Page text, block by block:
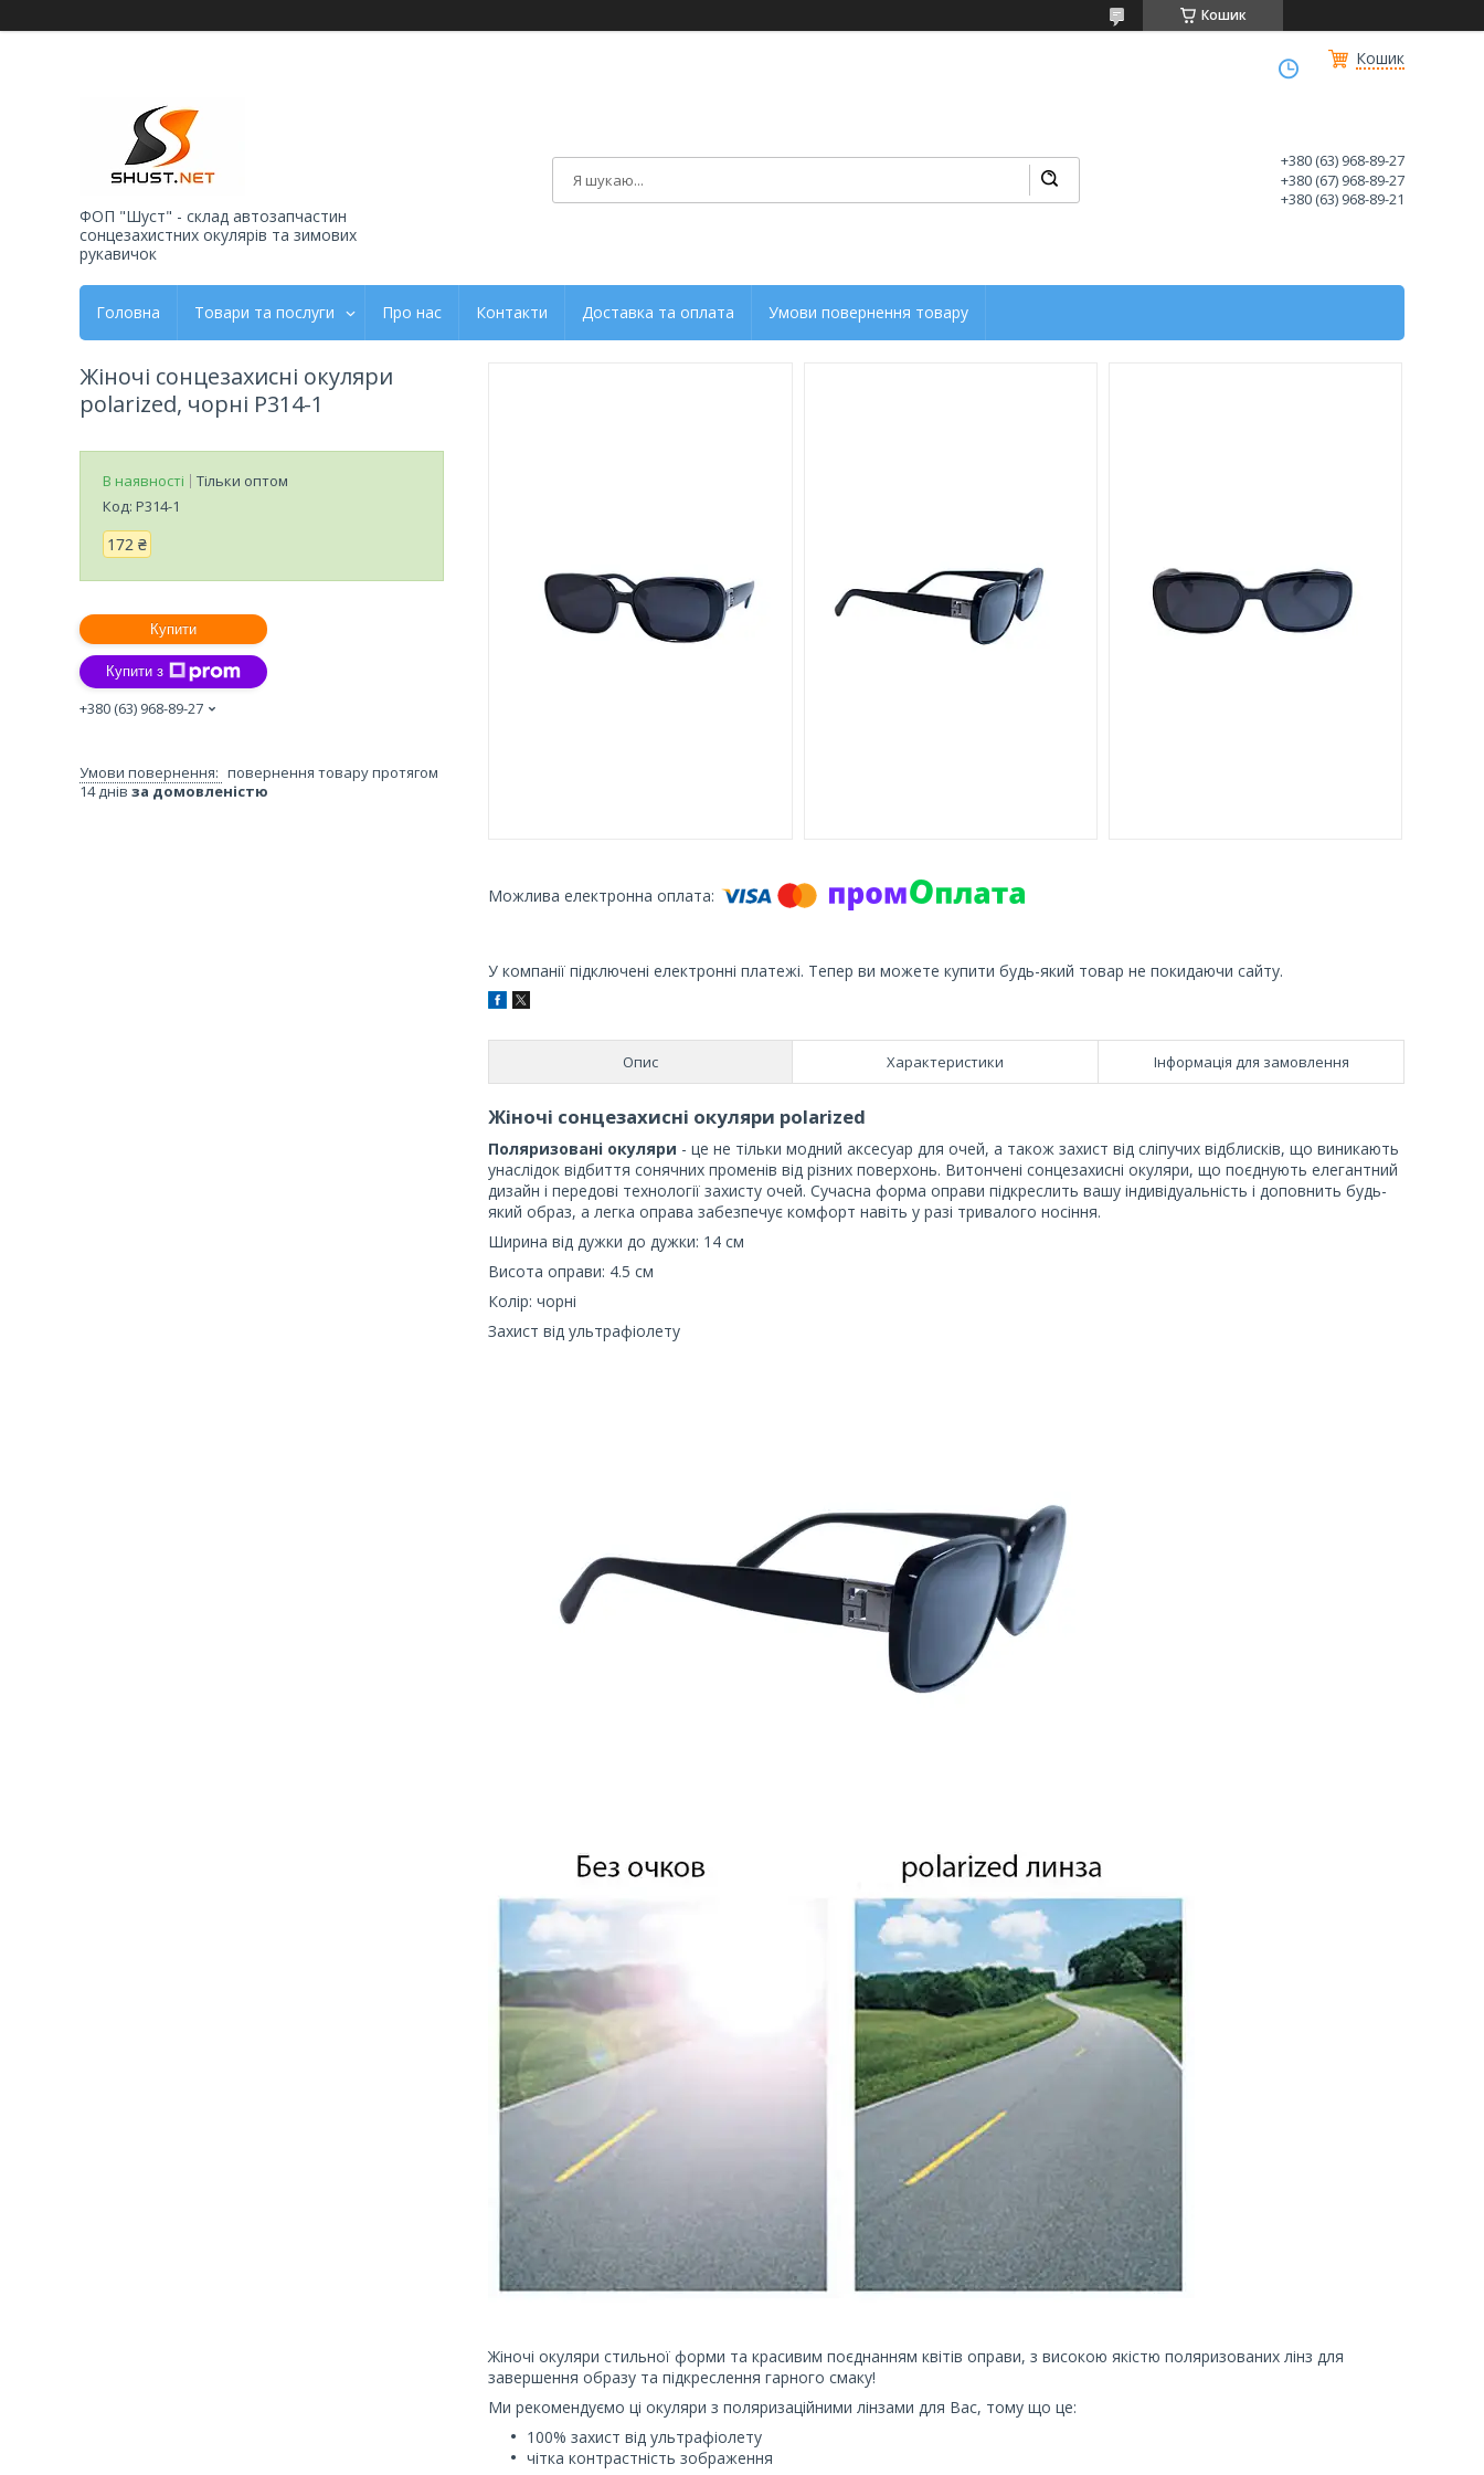
Кошик
Кошик
ФОП "Шуст" - склад автозапчастин
сонцезахистних окулярів та зимових
рукавичок
+380 (63) 968-89-27
+380 (67) 968-89-27
+380 (63) 968-89-21
Головна Товари та послуги Про нас Контакти Доставка та оплата Умови повернення товару
У компанії підключені електронні платежі. Тепер ви можете купити будь-який товар не покидаючи сайту.
Опис Характеристики Інформація для замовлення
Жіночі сонцезахисні окуляри polarized
Поляризовані окуляри - це не тільки модний аксесуар для очей, а також захист від сліпучих відблисків, що виникають
унаслідок відбиття сонячних променів від різних поверхонь. Витончені сонцезахисні окуляри, що поєднують елегантний
дизайн і передові технології захисту очей. Сучасна форма оправи підкреслить вашу індивідуальність і доповнить будь-
який образ, а легка оправа забезпечує комфорт навіть у разі тривалого носіння.
Ширина від дужки до дужки: 14 см
Висота оправи: 4.5 см
Колір: чорні
Захист від ультрафіолету
Жіночі окуляри стильної форми та красивим поєднанням квітів оправи, з високою якістю поляризованих лінз для
завершення образу та підкреслення гарного смаку!
Ми рекомендуємо ці окуляри з поляризаційними лінзами для Вас, тому що це:
100% захист від ультрафіолету
чітка контрастність зображення
Жіночі сонцезахисні окуляри
polarized, чорні P314-1
В наявності
Тільки оптом
Код: P314-1
172 ₴
Купити
Купити з
+380 (63) 968-89-27
повернення товару протягом
14 днів за домовленістю